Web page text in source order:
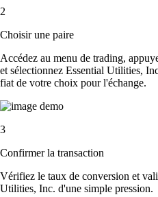
2
Choisir une paire
Accédez au menu de trading,
et sélectionnez Essential Utilities,
fiat de votre choix pour l'échange.
3
Confirmer la transaction
Vérifiez le taux de conversion et
Utilities, Inc. d'une simple pression.